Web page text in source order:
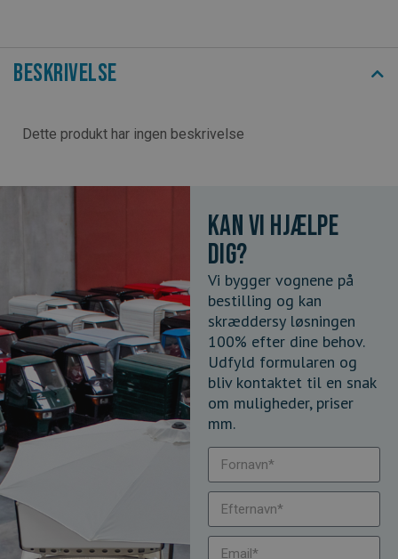
Beskrivelse
Dette produkt har ingen beskrivelse
Kan vi hjælpe
dig?
Vi bygger vognene på
bestilling og kan
skræddersy løsningen
100% efter dine behov.
Udfyld formularen og
bliv kontaktet til en snak
om muligheder, priser
mm.